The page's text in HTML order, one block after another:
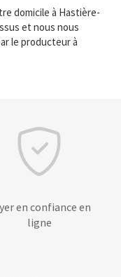
domicile à Hastière-
et nous nous
le producteur à
en confiance en
ligne